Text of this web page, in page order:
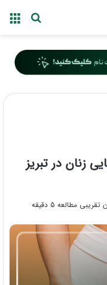
تقریبی مطالعه 5 دقیقه